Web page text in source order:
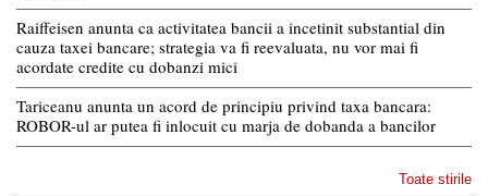
Raiffeisen anunta ca activitatea bancii a incetinit substantial din
cauza taxei bancare; strategia va fi reevaluata, nu vor mai fi
acordate credite cu dobanzi mici
Tariceanu anunta un acord de principiu privind taxa bancara:
ROBOR-ul ar putea fi inlocuit cu marja de dobanda a bancilor
Toate stirile